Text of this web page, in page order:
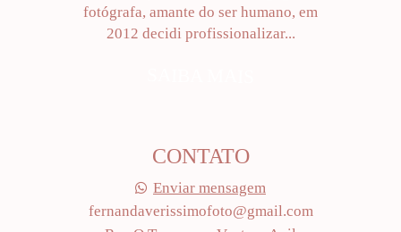
fotógrafa, amante do ser humano, em
2012 decidi profissionalizar...
CONTATO
Enviar mensagem
fernandaverissimofoto@gmail.com